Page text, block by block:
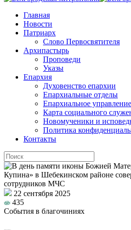
Главная
Новости
Патриарх
Слово Первосвятителя
Архипастырь
Проповеди
Указы
Епархия
Духовенство епархии
Епархиальные отделы
Епархиальное управление
Карта социального
Новомученики и
Политика
Контакты
22 сентября 2025
435
События в благочиниях